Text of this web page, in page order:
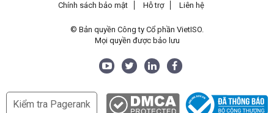
Chính sách bảo mật
Hỗ trợ Liên hệ
© Bản quyền Công ty Cổ phần VietISO.
Mọi quyền được bảo lưu
Kiểm tra Pagerank